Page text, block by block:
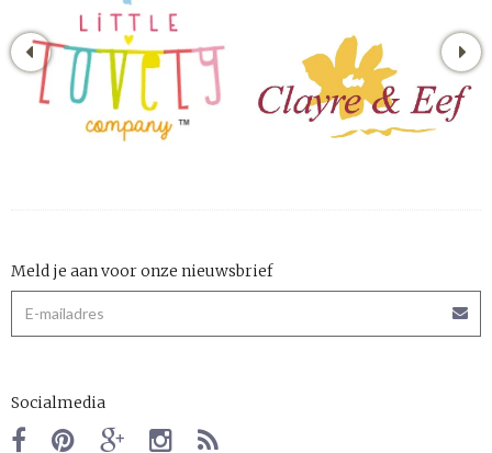
Meld je aan voor onze nieuwsbrief
Socialmedia